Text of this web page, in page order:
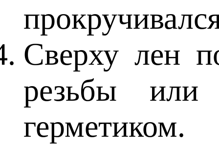
Сверху лен
резьбы или
герметиком.